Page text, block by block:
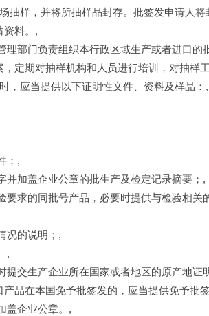
抽样，并将所抽样品封存。批签发申请人
资料。,
理部门负责组织本行政区域生产或者进口的
定期对抽样机构和人员进行培训，对抽样
，应当提供以下证明性文件、资料及样品：,
；,
并加盖企业公章的批生产及检定记录摘要；,
要求的同批号产品，必要时提供与检验相关
况的说明；,
,
提交生产企业所在国家或者地区的原产地证
品在本国免予批签发的，应当提供免予批
盖企业公章。,